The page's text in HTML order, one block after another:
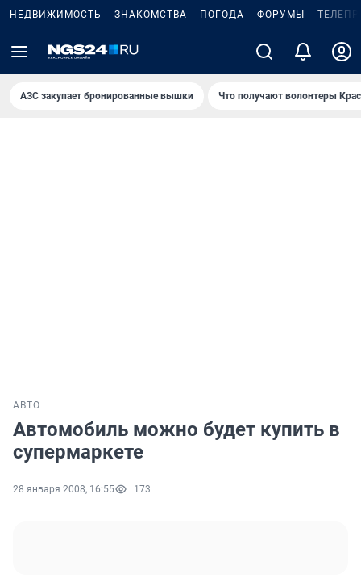
НЕДВИЖИМОСТЬ ЗНАКОМСТВА ПОГОДА ФОРУМЫ
AЗС закупает бронированные вышки Что получают волонтеры
АВТО
Автомобиль можно будет купить в
супермаркете
28 января 2008, 16:55 173